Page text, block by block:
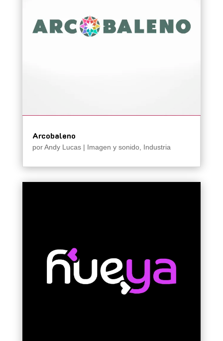
Arcobaleno
porAndy Lucas| Imagen y sonido, Industria